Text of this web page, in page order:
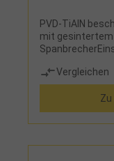
PVD-TiAlN
mit gesintertem
SpanbrecherEinsatz: zum
Feingewinde,
Vergleichen